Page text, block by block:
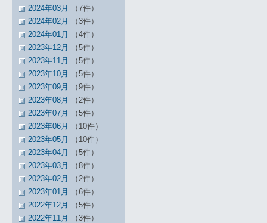
2024年03月
（7件）
2024年02月
（3件）
2024年01月
（4件）
2023年12月
（5件）
2023年11月
（5件）
2023年10月
（5件）
2023年09月
（9件）
2023年08月
（2件）
2023年07月
（5件）
2023年06月
（10件）
2023年05月
（10件）
2023年04月
（5件）
2023年03月
（8件）
2023年02月
（2件）
2023年01月
（6件）
2022年12月
（5件）
2022年11月
（3件）